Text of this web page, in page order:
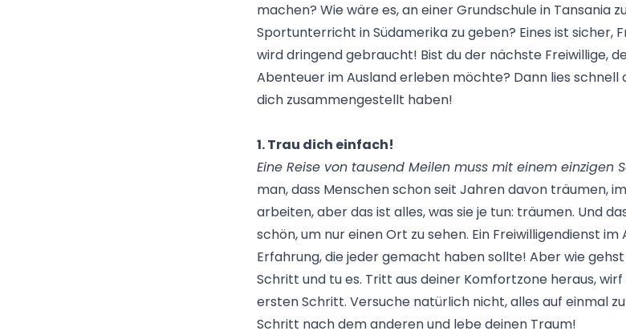
machen? Wie wäre es, an einer Grundschule in Tansania
Sportunterricht in Südamerika zu geben? Eines ist sicher,
wird dringend gebraucht! Bist du der nächste Freiwillige,
Abenteuer im Ausland erleben möchte? Dann lies schnell
dich zusammengestellt haben!
1. Trau dich einfach!
Eine Reise von tausend Meilen muss mit einem einzigen
man, dass Menschen schon seit Jahren davon träumen,
arbeiten, aber das ist alles, was sie je tun: träumen. Und
schön, um nur einen Ort zu sehen. Ein Freiwilligendienst
Erfahrung, die jeder gemacht haben sollte! Aber wie
Schritt und tu es. Tritt aus deiner Komfortzone heraus,
ersten Schritt. Versuche natürlich nicht, alles auf einmal
Schritt nach dem anderen und lebe deinen Traum!